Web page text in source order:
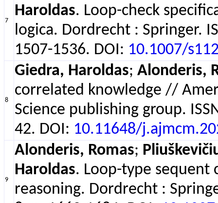
7
Haroldas. Loop-check
logica. Dordrecht : Springer.
1507-1536. DOI: 10.1007/
8
Giedra, Haroldas; Alonderis,
correlated knowledge //
Science publishing group.
42. DOI: 10.11648/
9
Alonderis, Romas;
Haroldas. Loop-type
reasoning. Dordrecht :